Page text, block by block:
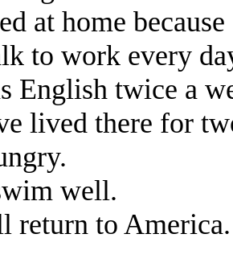
at home
to work every
English twice a
lived there for
well.
return to America.